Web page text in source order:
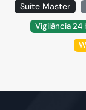
Suíte Master
Vigilância 24